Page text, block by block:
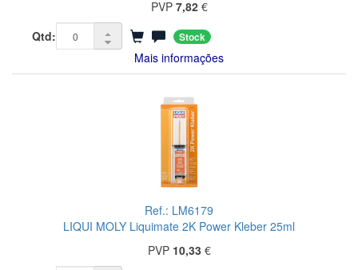
PVP 7,82€
Qtd:
Stock
Mais informações
Ref.: LM6179
LIQUI MOLY Liquimate 2K Power Kleber 25ml
PVP 10,33 €